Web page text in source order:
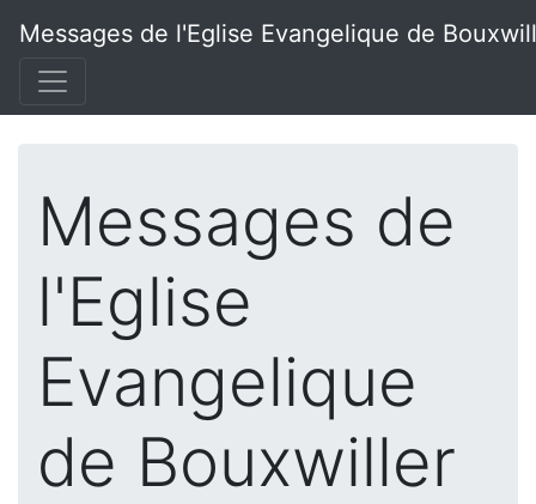
Messages de l'Eglise Evangelique de
Messages de
l'Eglise
Evangelique
de Bouxwiller